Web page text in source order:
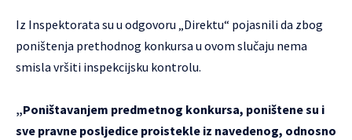
Iz Inspektorata su u odgovoru „Direktu“ pojasnili da zbog
poništenja prethodnog konkursa u ovom slučaju nema
smisla vršiti inspekcijsku kontrolu.
„Poništavanjem predmetnog konkursa, poništene su i
sve pravne posljedice proistekle iz navedenog, odnosno